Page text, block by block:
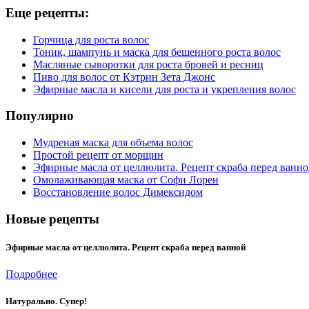
Еще рецепты:
Горчица для роста волос
Тоник, шампунь и маска для бешенного роста волос
Масляные сыворотки для роста бровей и ресниц
Пиво для волос от Кэтрин Зета Джонс
Эфирные масла и кисели для роста и укрепления волос
Популярно
Мудреная маска для объема волос
Простой рецепт от морщин
Эфирные масла от целлюлита. Рецепт скраба перед
Омолаживающая маска от Софи Лорен
Восстановление волос Димексидом
Новые рецепты
Эфирные масла от целлюлита. Рецепт скраба перед ванной
Подробнее
Натурально. Супер!